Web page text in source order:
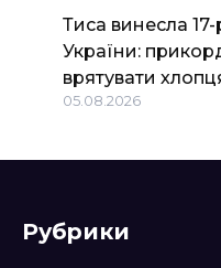
Тиса винесла
України:
врятувати
05.08.2026
Рубрики